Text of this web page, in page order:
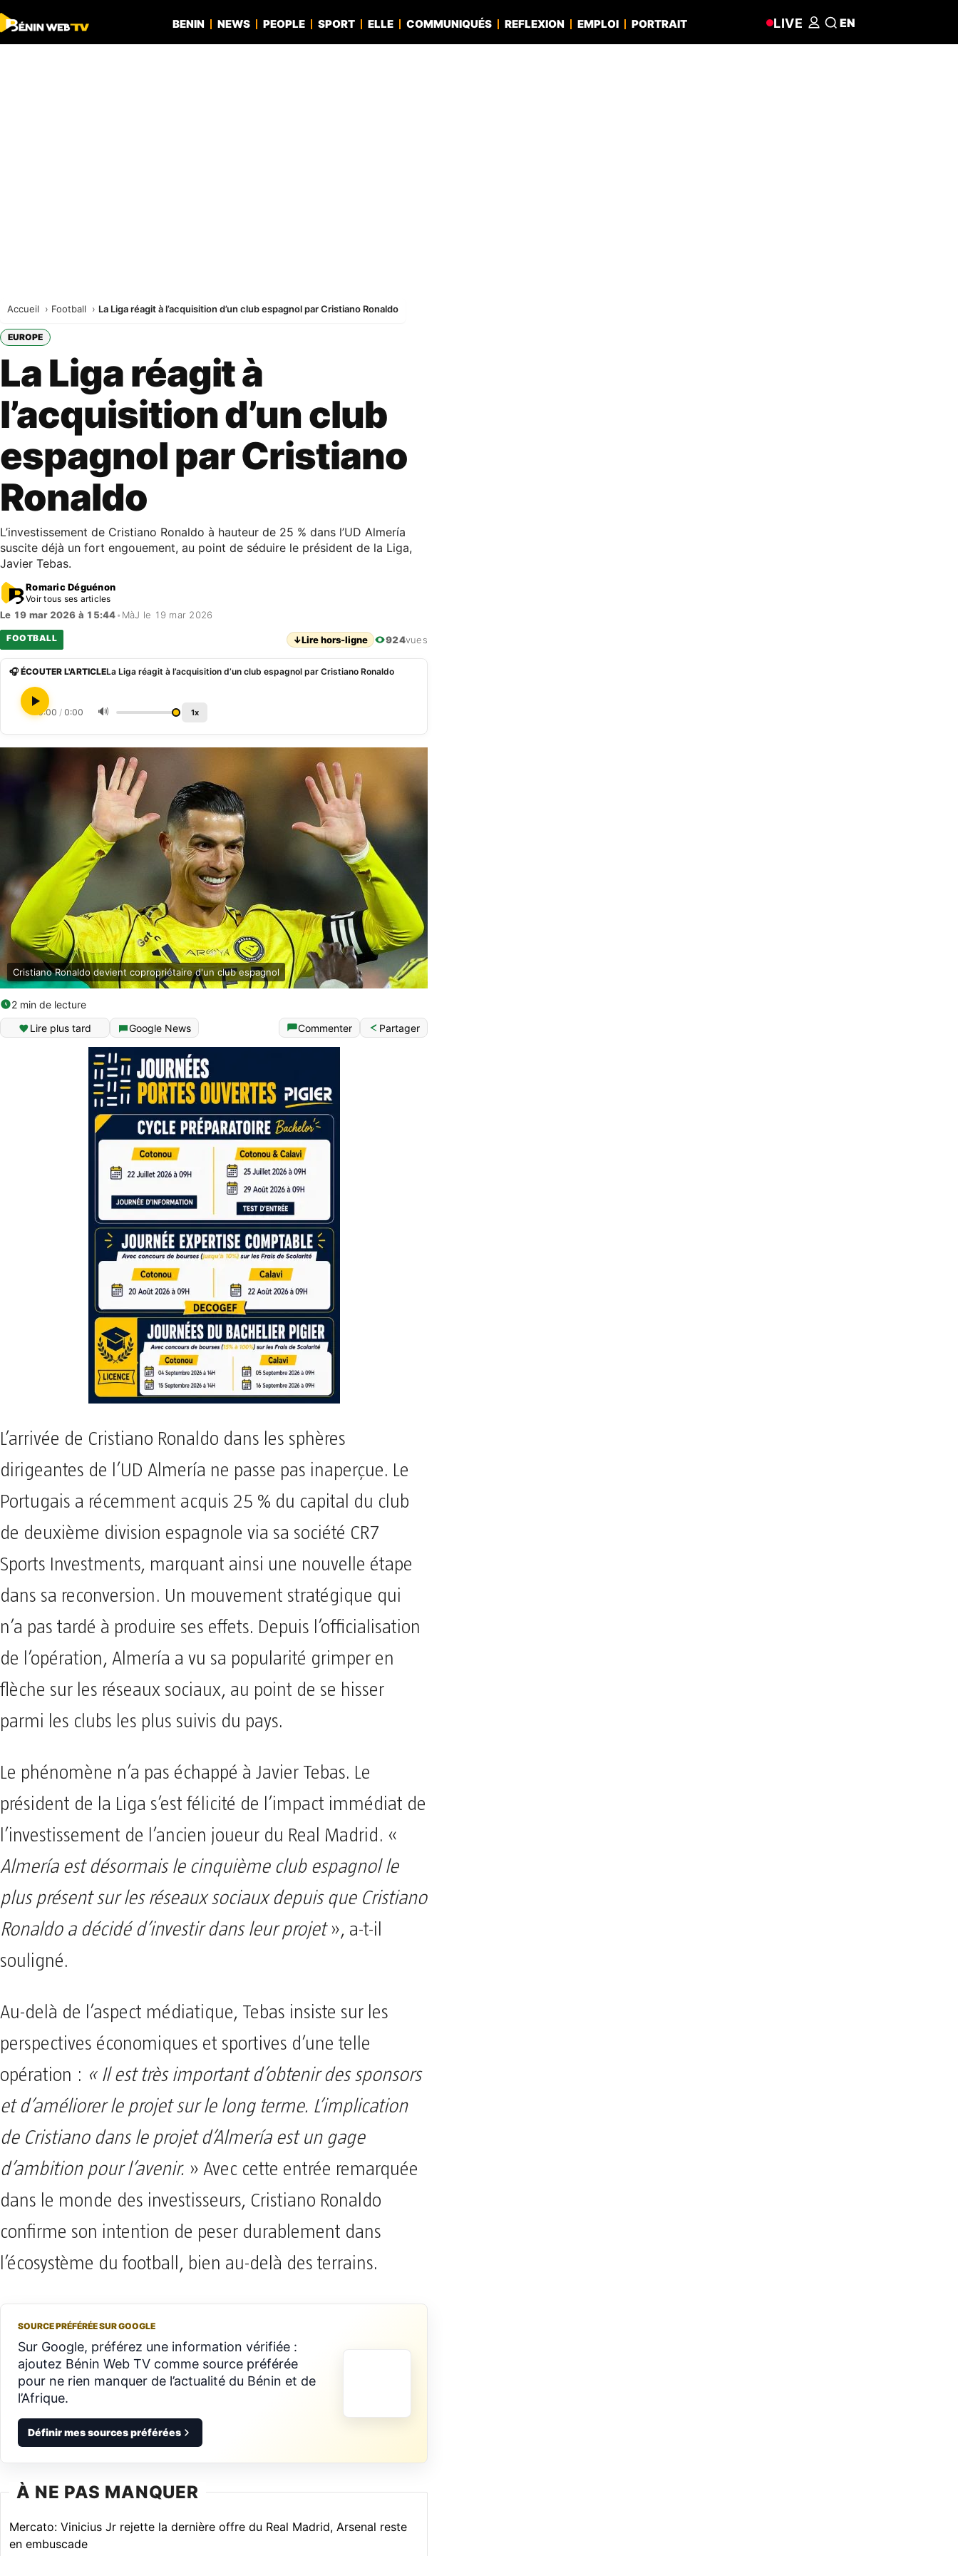
BENIN NEWS PEOPLE SPORT ELLE COMMUNIQUÉS REFLEXION EMPLOI PORTRAIT LIVE EN
Accueil Football La Liga réagit à l’acquisition d’un club espagnol par Cristiano Ronaldo
EUROPE
La Liga réagit à
l’acquisition d’un club
espagnol par Cristiano
Ronaldo
L’investissement de Cristiano Ronaldo à hauteur de 25 % dans l’UD Almería
suscite déjà un fort engouement, au point de séduire le président de la Liga,
Javier Tebas.
Romaric Déguénon
Voir tous ses articles
Le 19 mar 2026 à 15:44• MàJ le 19 mar 2026
FOOTBALL ↓Lire hors-ligne 924vues
🎧 ÉCOUTER L'ARTICLELa Liga réagit à l’acquisition d’un club espagnol par Cristiano Ronaldo
0:00 / 0:00 🔊 1x
Cristiano Ronaldo devient copropriétaire d'un club espagnol
2 min de lecture
Lire plus tard
Google News Commenter Partager
L’arrivée de Cristiano Ronaldo dans les sphères
dirigeantes de l’UD Almería ne passe pas inaperçue. Le
Portugais a récemment acquis 25 % du capital du club
de deuxième division espagnole via sa société CR7
Sports Investments, marquant ainsi une nouvelle étape
dans sa reconversion. Un mouvement stratégique qui
n’a pas tardé à produire ses effets. Depuis l’officialisation
de l’opération, Almería a vu sa popularité grimper en
flèche sur les réseaux sociaux, au point de se hisser
parmi les clubs les plus suivis du pays.
Le phénomène n’a pas échappé à Javier Tebas. Le
président de la Liga s’est félicité de l’impact immédiat de
l’investissement de l’ancien joueur du Real Madrid. «
Almería est désormais le cinquième club espagnol le
plus présent sur les réseaux sociaux depuis que Cristiano
Ronaldo a décidé d’investir dans leur projet», a-t-il
souligné.
Au-delà de l’aspect médiatique, Tebas insiste sur les
perspectives économiques et sportives d’une telle
opération : « Il est très important d’obtenir des sponsors
et d’améliorer le projet sur le long terme. L’implication
de Cristiano dans le projet d’Almería est un gage
d’ambition pour l’avenir. » Avec cette entrée remarquée
dans le monde des investisseurs, Cristiano Ronaldo
confirme son intention de peser durablement dans
l’écosystème du football, bien au-delà des terrains.
SOURCE PRÉFÉRÉE SUR GOOGLE
Sur Google, préférez une information vérifiée :
ajoutez Bénin Web TV comme source préférée
pour ne rien manquer de l’actualité du Bénin et de
l’Afrique.
Définir mes sources préférées
À NE PAS MANQUER
Mercato: Vinicius Jr rejette la dernière offre du Real Madrid, Arsenal reste
en embuscade